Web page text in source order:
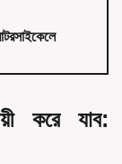
করে যাব: